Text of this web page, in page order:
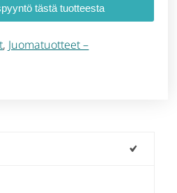
tästä tuotteesta
, Juomatuotteet –